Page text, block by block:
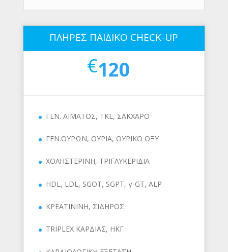
ΠΛΗΡΕΣ ΠΑΙΔΙΚΟ CHECK-UP
€120
ΓΕΝ. ΑΙΜΑΤΟΣ, ΤΚΕ, ΣΑΚΧΑΡΟ
ΓΕΝ.ΟΥΡΩΝ, ΟΥΡΙΑ, ΟΥΡΙΚΟ ΟΞΥ
ΧΟΛΗΣΤΕΡΙΝΗ, ΤΡΙΓΛΥΚΕΡΙΔΙΑ
HDL, LDL, SGOT, SGPT, γ-GT, ALP
ΚΡΕΑΤΙΝΙΝΗ, ΣΙΔΗΡΟΣ
TRIPLEX ΚΑΡΔΙΑΣ, ΗΚΓ